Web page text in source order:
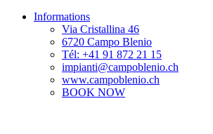
Informations
Via Cristallina 46
6720 Campo Blenio
Tél: +41 91 872 21 15
impianti@campoblenio.ch
www.campoblenio.ch
BOOK NOW